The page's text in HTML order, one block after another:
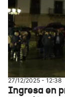
27/12/2025 - 12:38
Ingresa en